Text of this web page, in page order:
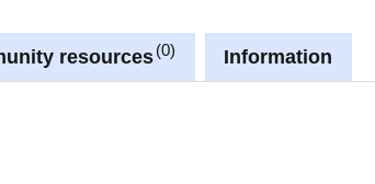
Administrations publiques et
Total Administrations publiques
resources 0 Information